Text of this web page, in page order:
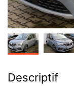
Descriptif